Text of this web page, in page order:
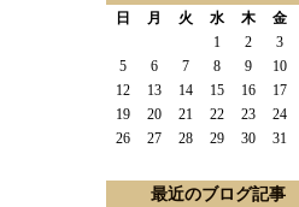
日 月 火 水 木 金
1
2 3
5
6 7 8 9 10
12
13 14 15 16 17
19
20 21 22 23 24
26
27 28 29 30 31
最近のブログ記事